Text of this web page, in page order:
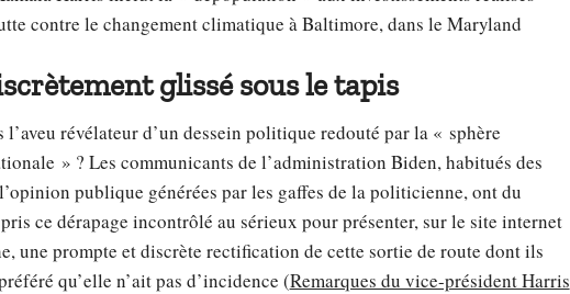
contre le changement climatique à Baltimore, dans le Maryland
glissé sous le tapis
révélateur d’un dessein politique redouté par la « sphère
» ? Les communicants de l’administration Biden, habitués des
publique générées par les gaffes de la politicienne, ont du
ce dérapage incontrôlé au sérieux pour présenter, sur le site internet
une prompte et discrète rectification de cette sortie de route dont ils
qu’elle n’ait pas d’incidence (Remarques du vice-président Harris